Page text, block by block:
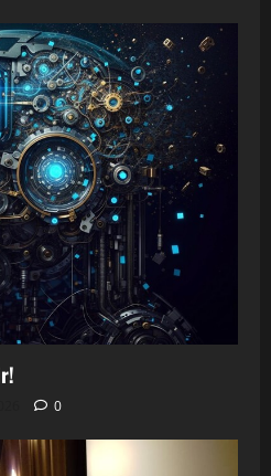
0